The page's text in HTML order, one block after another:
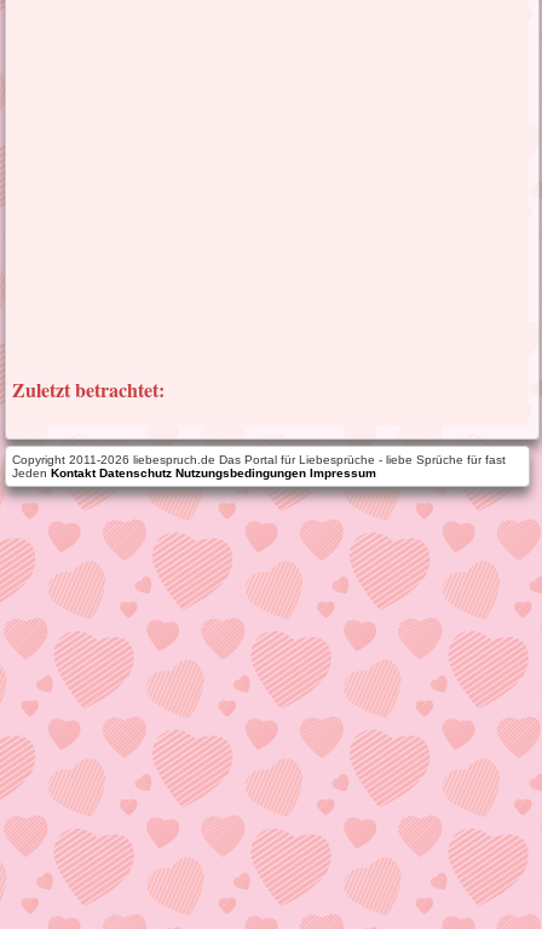
Zuletzt betrachtet:
Copyright 2011-2026 liebespruch.de Das Portal für Liebesprüche - liebe Sprüche für fast
JedenKontakt Datenschutz Nutzungsbedingungen Impressum